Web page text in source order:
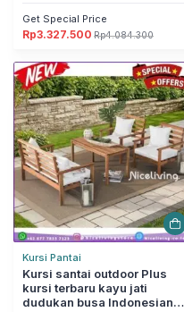
Get Special Price
Rp4.084.300
Harga
adalah:
Rp4.084.300.
Rp3.327.500
Harga
ini
adalah:
Rp3.327.500.
Kursi Pantai
Kursi santai outdoor Plus
kursi terbaru kayu jati
dudukan busa Indonesian F